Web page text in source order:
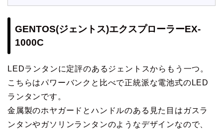
GENTOS(ジェントス)エクスプローラーEX-
1000C
LEDランタンに定評のあるジェントスからもう一つ。
こちらはパワーバンクと比べで正統派な電池式のLED
ランタンです。
金属製のホヤガードとハンドルのある見た目はガスラ
ンタンやガソリンランタンのようなデザインなので、